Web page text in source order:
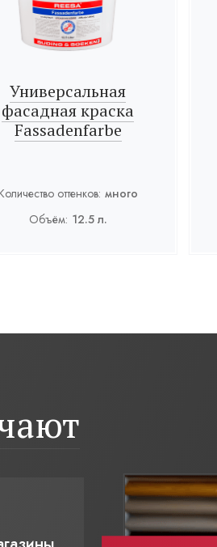
Универсальная
фасадная краска
Fassadenfarbe
оттенков: много
Объём: 12.5 л.